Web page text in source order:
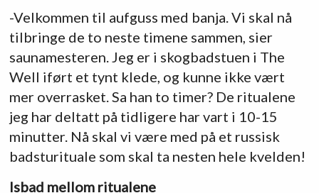
-Velkommen til aufguss med banja. Vi skal nå
tilbringe de to neste timene sammen, sier
saunamesteren. Jeg er i skogbadstuen i The
Well iført et tynt klede, og kunne ikke vært
mer overrasket. Sa han to timer? De ritualene
jeg har deltatt på tidligere har vart i 10-15
minutter. Nå skal vi være med på et russisk
badsturituale som skal ta nesten hele kvelden!
Isbad mellom ritualene